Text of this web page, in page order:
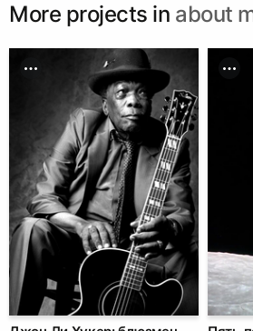
More projects in about